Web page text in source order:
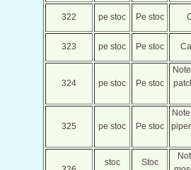
322 pe stoc Pe stoc
323 pe stoc Pe stoc
324 pe stoc Pe stoc
325 pe stoc Pe stoc
stoc Stoc